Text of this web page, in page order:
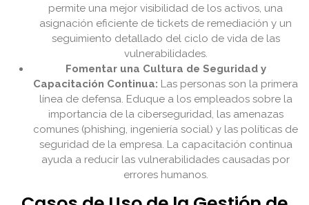
permite una mejor visibilidad de los activos, una
asignación eficiente de tickets de remediación y un
seguimiento detallado del ciclo de vida de las
vulnerabilidades.
Fomentar una Cultura de Seguridad y
Capacitación Continua: Las personas son la primera
línea de defensa. Eduque a los empleados sobre la
importancia de la ciberseguridad, las amenazas
comunes (phishing, ingeniería social) y las políticas de
seguridad de la empresa. La capacitación continua
ayuda a reducir las vulnerabilidades causadas por
errores humanos.